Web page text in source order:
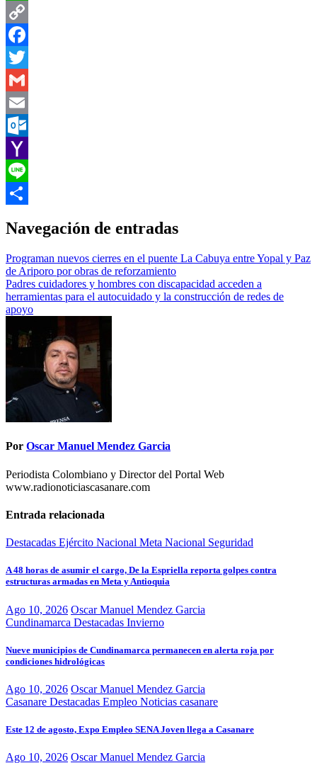
WhatsApp
Copy
Link
Facebook
Twitter
Gmail
Email
Outlook.com
Yahoo
Mail
Line
Navegación de entradas
Programan nuevos cierres en el puente La Cabuya entre Yopal y Paz
de Ariporo por obras de reforzamiento
Padres cuidadores y hombres con discapacidad acceden a
herramientas para el autocuidado y la construcción de redes de
apoyo
Por Oscar Manuel Mendez Garcia
Periodista Colombiano y Director del Portal Web
www.radionoticiascasanare.com
Entrada relacionada
Destacadas Ejército Nacional Meta Nacional Seguridad
A 48 horas de asumir el cargo, De la Espriella reporta golpes contra
estructuras armadas en Meta y Antioquia
Ago 10, 2026 Oscar Manuel Mendez Garcia
Cundinamarca Destacadas Invierno
Nueve municipios de Cundinamarca permanecen en alerta roja por
condiciones hidrológicas
Ago 10, 2026 Oscar Manuel Mendez Garcia
Casanare Destacadas Empleo Noticias casanare
Este 12 de agosto, Expo Empleo SENA Joven llega a Casanare
Ago 10, 2026 Oscar Manuel Mendez Garcia